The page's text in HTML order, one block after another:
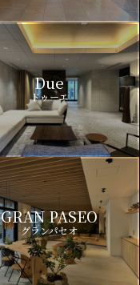
Due
ドゥーエ
GRAN PASEO
グランパセオ